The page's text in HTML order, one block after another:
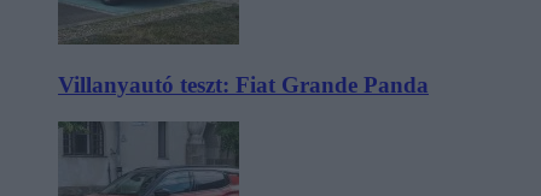
Villanyautó teszt: Fiat Grande Panda